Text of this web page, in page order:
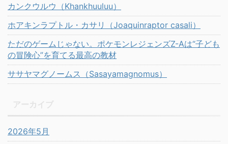
カンクウルウ（Khankhuuluu）
ホアキンラプトル・カサリ（Joaquinraptor casali）
ただのゲームじゃない。ポケモンレジェンズZ-Aは“子ども
の冒険心”を育てる最高の教材
ササヤマグノームス（Sasayamagnomus）
2026年5月